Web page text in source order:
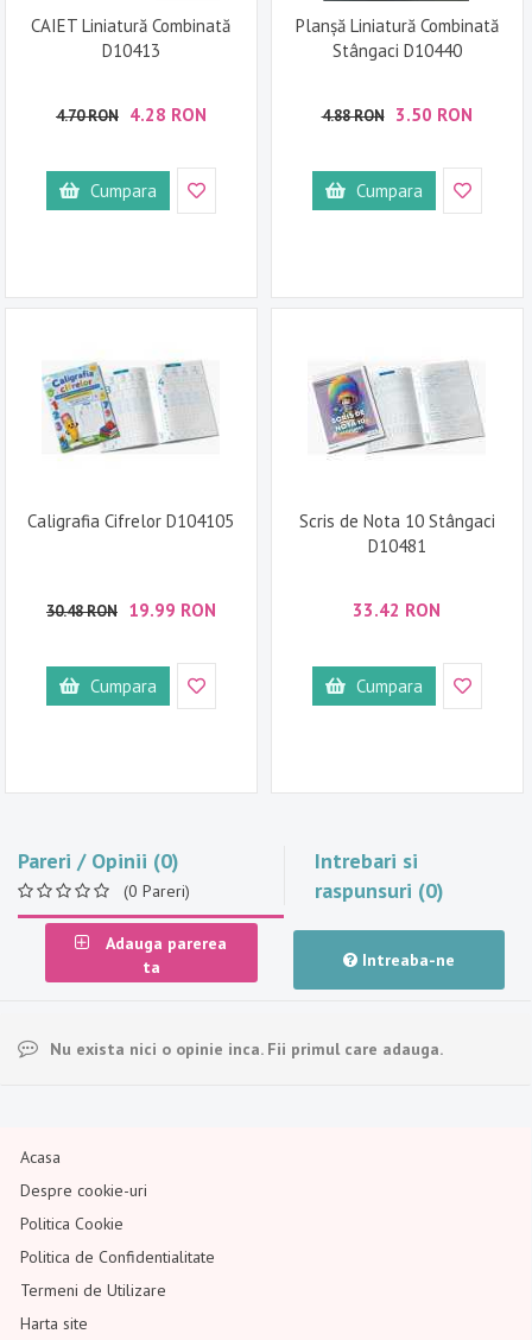
CAIET Liniatură Combinată
D10413
4.70 RON 4.28 RON
Cumpara
Planșă Liniatură Combinată
Stângaci D10440
4.88 RON 3.50 RON
Cumpara
Caligrafia Cifrelor D104105
30.48 RON 19.99 RON
Cumpara
Scris de Nota 10 Stângaci
D10481
33.42 RON
Cumpara
Pareri / Opinii (0)
(0 Pareri)
Intrebari si
raspunsuri (0)
Adauga parerea
ta
Intreaba-ne
Nu exista nici o opinie inca. Fii primul care adauga.
Acasa
Despre cookie-uri
Politica Cookie
Politica de Confidentialitate
Termeni de Utilizare
Harta site